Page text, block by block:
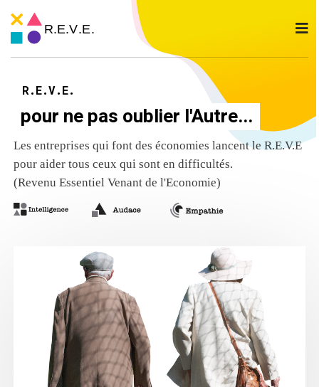
R.E.V.E.
pour ne pas oublier l'Autre...
Les entreprises qui font des économies lancent le R.E.V.E
pour aider tous ceux qui sont en difficultés.
(Revenu Essentiel Venant de l'Economie)